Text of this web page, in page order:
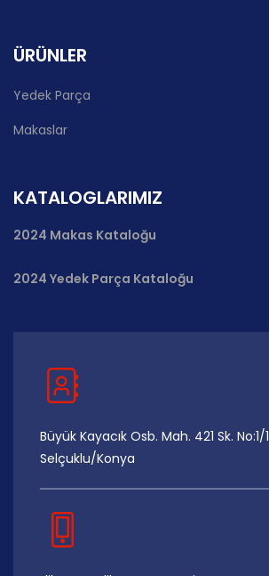
ÜRÜNLER
Yedek Parça
Makaslar
KATALOGLARIMIZ
2024 Makas Kataloğu
2024 Yedek Parça Kataloğu
Büyük Kayacık Osb. Mah. 421 Sk. No:1/1
Selçuklu/Konya